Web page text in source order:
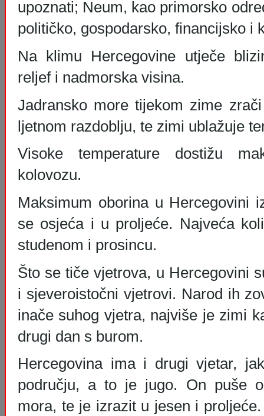
upoznati; Neum, kao primorsko
političko, gospodarsko, financijsko i
Na klimu Hercegovine utječe
reljef i nadmorska visina.
Jadransko more tijekom zime
ljetnom razdoblju, te zimi ublažuje
Visoke temperature dostižu
kolovozu.
Maksimum oborina u Hercegovini
se osjeća i u proljeće. Najveća
studenom i prosincu.
Što se tiče vjetrova, u Hercegovini
i sjeveroistočni vjetrovi. Narod ih
inače suhog vjetra, najviše je zimi
drugi dan s burom.
Hercegovina ima i drugi vjetar,
području, a to je jugo. On puše
mora, te je izrazit u jesen i